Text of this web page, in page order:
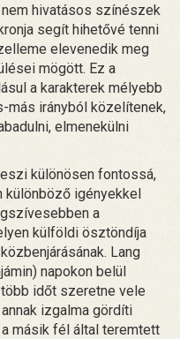
hivatásos színészek
segít hihetővé tenni
elevenedik meg
mögött. Ez a
a karakterek mélyebb
más irányból közelítenek,
elmenekülni
különösen fontossá,
igényekkel
a
külföldi ösztöndíja
Lang
napokon belül
időt szeretne vele
izgalma gördíti
másik fél által teremtett